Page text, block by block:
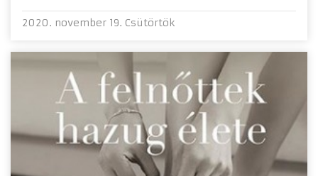
2020. november 19. Csütörtök